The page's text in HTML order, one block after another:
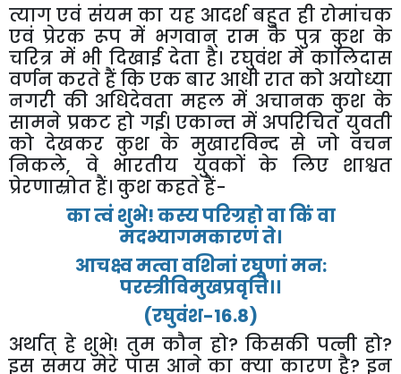
त्याग एवं संयम का यह आदर्श बहुत ही रोमांचक
एवं प्रेरक रूप में भगवान् राम के पुत्र कुश के
चरित्र में भी दिखाई देता है। रघुवंश में कालिदास
वर्णनकरतेहैंकिएकबार आधीरातको अयोध्या
नगरी की अधिदेवता महल में अचानक कुश के
सामने प्रकट हो गई। एकान्त में अपरिचित युवती
को देखकर कुश के मुखारविन्द से जो वचन
निकले, वे भारतीय युवकों के लिए
शाश्वत
प्रेरणास्रोतहैं। कुशकहतेहैं-
कात्वंशुभे!कस्यपरिग्रहोवाकिंवा
मदभ्यागमकारणंते।
आचक्ष्वमत्वावशिनांरघूणांमन:
परस्त्रीविमुखप्रवृत्ति।।
(रघुवंश-16.8)
अर्थात् हे शुभे! तुम कौन हो? किसकी पत्नी हो?
इस समय मेरे पास आने का क्या कारण है?इन